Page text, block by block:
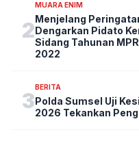
2
MUARA ENIM
Menjelang
Dengarkan Pidato
Sidang Tahunan
2022
3
BERITA
Polda Sumsel Uji
2026 Tekankan